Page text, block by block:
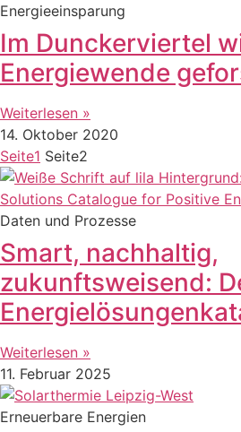
Energieeinsparung
Im Dunckerviertel
Energiewende
Weiterlesen »
14. Oktober 2020
Seite1 Seite2
Daten und Prozesse
Smart, nachhaltig,
zukunftsweisend:
Weiterlesen »
11. Februar 2025
Erneuerbare Energien